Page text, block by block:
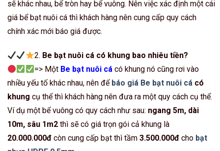
sẽ khác nhau, bể tròn hay bể vuông. Nên việc xác định một cái
giá bể bạt nuôi cá thì khách hàng nên cung cấp quy cách
chính xác mới báo giá được.
2. Be bạt nuôi cá có khung bao nhiêu tiền?
=> Một Be bạt nuôi cácó khung nó cũng rơi vào
nhiều yếu tố khác nhau, nên để báo giá Be bạt nuôi cá có
khung cụ thể thì khách hàng nên đưa ra một quy cách cụ thể.
Ví dụ một bể vuông có quy cách như sau: ngang 5m, dài
10m, sâu 1m2 thì sẽ có giá trọn gói cả khung là
20.000.000đ còn cung cấp bạt thì tầm 3.500.000đ cho bạt